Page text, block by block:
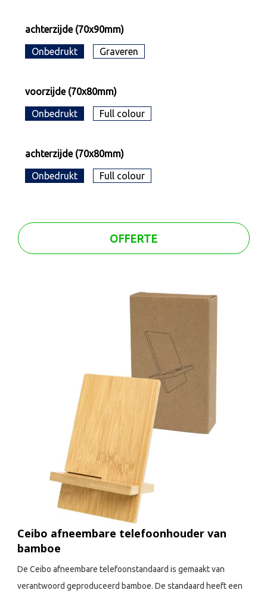
achterzijde (70x90mm)
Onbedrukt Graveren
voorzijde (70x80mm)
Onbedrukt Full colour
achterzijde (70x80mm)
Onbedrukt Full colour
OFFERTE
Ceibo afneembare telefoonhouder van
bamboe
De Ceibo afneembare telefoonstandaard is gemaakt van
verantwoord geproduceerd bamboe. De standaard heeft een